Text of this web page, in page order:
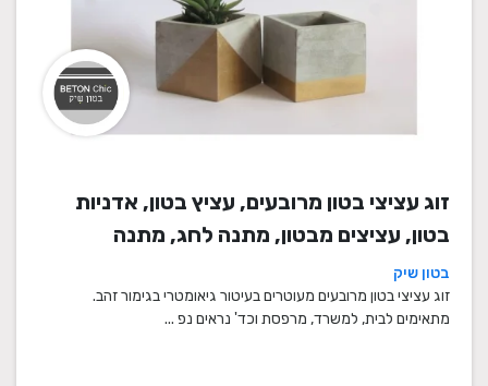
זוג עציצי בטון מרובעים, עציץ בטון, אדניות
בטון, עציצים מבטון, מתנה לחג, מתנה
לעובדים, מתנות לחנוכת בית, עציצים מתנה,
מתנה, מתנות מיוחדות
בטון שיק
זוג עציצי בטון מרובעים מעוטרים בעיטור גיאומטרי בגימור זהב.
מתאימים לבית, למשרד, מרפסת וכד' נראים נפ ...